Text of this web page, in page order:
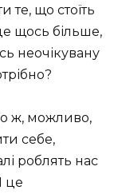
те, що стоїть
щось більше,
неочікувану
ж, можливо,
себе,
роблять нас
це